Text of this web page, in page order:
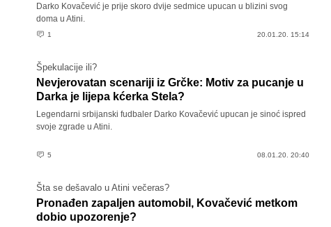
Darko Kovačević je prije skoro dvije sedmice upucan u blizini svog
doma u Atini.
1 20.01.20. 15:14
Špekulacije ili?
Nevjerovatan scenariji iz Grčke: Motiv za pucanje u
Darka je lijepa kćerka Stela?
Legendarni srbijanski fudbaler Darko Kovačević upucan je sinoć ispred
svoje zgrade u Atini.
5 08.01.20. 20:40
Šta se dešavalo u Atini večeras?
Pronađen zapaljen automobil, Kovačević metkom
dobio upozorenje?